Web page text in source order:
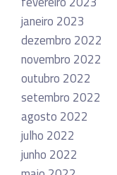
janeiro 2023
dezembro 2022
novembro 2022
outubro 2022
setembro 2022
agosto 2022
julho 2022
junho 2022